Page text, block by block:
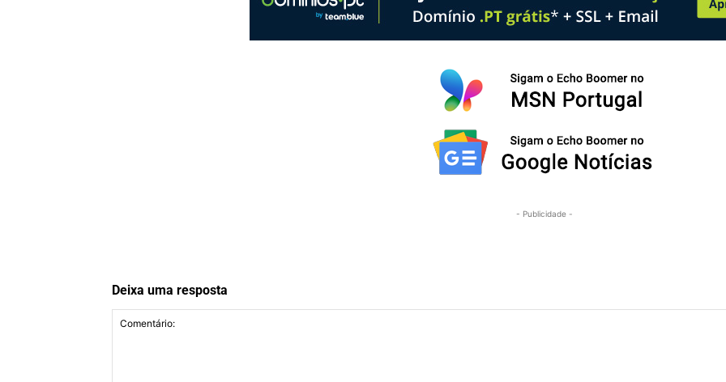
- Publicidade -
Deixa uma resposta